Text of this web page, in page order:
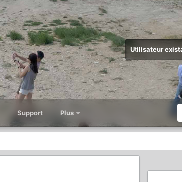
Utilisateur
Support Plus